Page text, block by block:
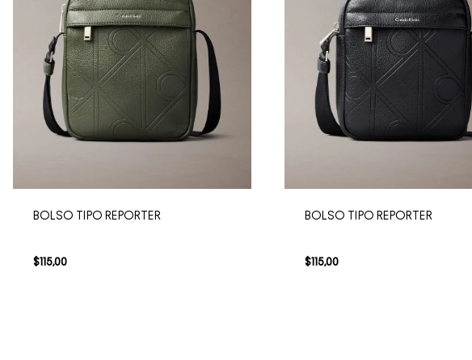
BOLSO TIPO REPORTER
$115,00
BOLSO TIPO REPORTER
$115,00